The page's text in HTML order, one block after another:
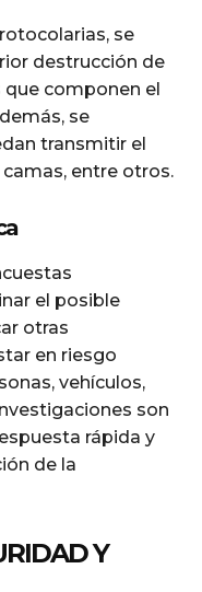
se
destrucción de
que componen el
se
transmitir el
entre otros.
el posible
otras
en riesgo
vehículos,
son
rápida y
de la
Y